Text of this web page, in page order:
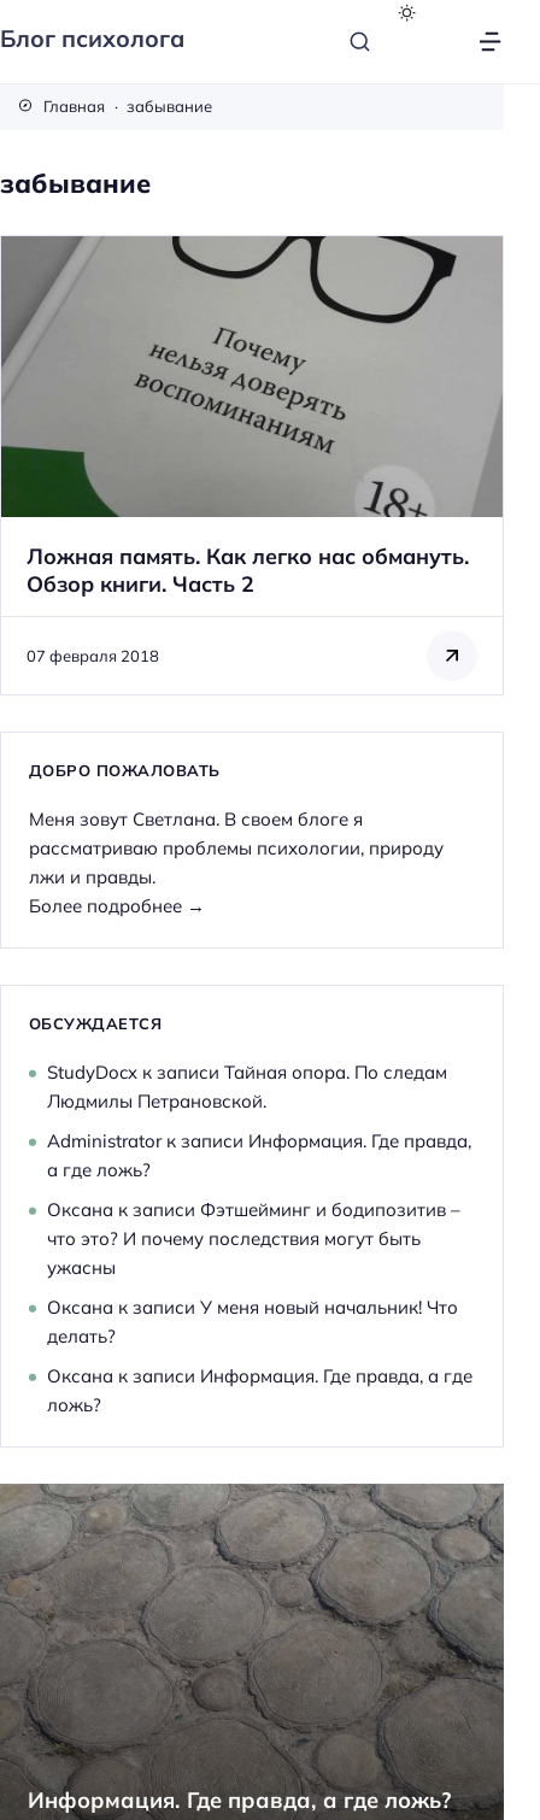
Блог психолога
Главная забывание
забывание
Ложная память. Как легко нас обмануть.
Обзор книги. Часть 2
07 февраля 2018
ДОБРО ПОЖАЛОВАТЬ
Меня зовут Светлана. В своем блоге я
рассматриваю проблемы психологии, природу
лжи и правды.
Более подробнее →
ОБСУЖДАЕТСЯ
StudyDocxк записи Тайная опора. По следам
Людмилы Петрановской.
Administratorк записи Информация. Где правда,
а где ложь?
Оксана к записи Фэтшейминг и бодипозитив –
что это? И почему последствия могут быть
ужасны
Оксана к записи У меня новый начальник! Что
делать?
Оксана к записи Информация. Где правда, а где
ложь?
Информация. Где правда, а где ложь?
и